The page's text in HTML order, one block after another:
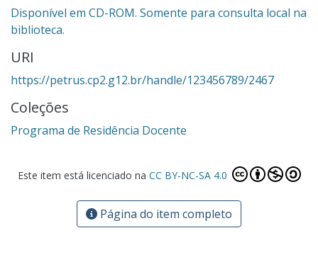
Disponível em CD-ROM. Somente para consulta local na
biblioteca.
URI
https://petrus.cp2.g12.br/handle/123456789/2467
Coleções
Programa de Residência Docente
Este item está licenciado na CC BY-NC-SA 4.0
Página do item completo